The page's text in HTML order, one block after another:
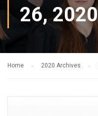
26, 2020
Home 2020 Archives